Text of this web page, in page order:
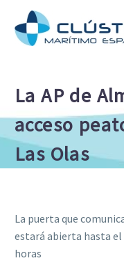
La AP de
acceso
Las Olas
La puerta que
estará abierta hasta el
horas